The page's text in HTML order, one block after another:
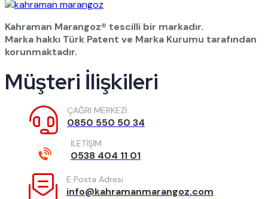
Kahraman Marangoz® tescilli bir markadır.
Marka hakkı Türk Patent ve Marka Kurumu tarafından
korunmaktadır.
Müşteri İlişkileri
ÇAĞRI MERKEZİ
0850 550 50 34
İLETİŞİM
0538 404 11 01
E Posta Adresi
info@kahramanmarangoz.com